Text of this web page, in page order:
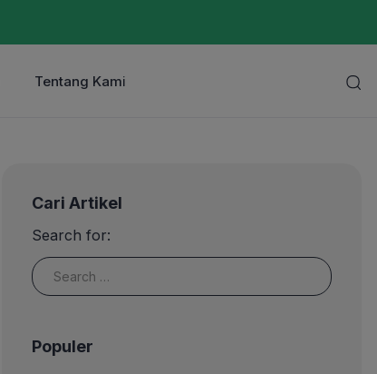
Tentang Kami
Cari Artikel
Search for:
Populer